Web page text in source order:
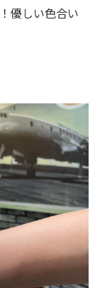
優しい色合い